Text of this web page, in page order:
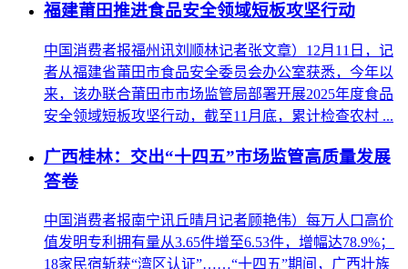
福建莆田推进食品安全领域短板攻坚行动
中国消费者报福州讯刘顺林记者张文章）12月11日，记
者从福建省莆田市食品安全委员会办公室获悉，今年以
来，该办联合莆田市市场监管局部署开展2025年度食品
安全领域短板攻坚行动，截至11月底，累计检查农村 ...
广西桂林：交出“十四五”市场监管高质量发展
答卷
中国消费者报南宁讯丘晴月记者顾艳伟）每万人口高价
值发明专利拥有量从3.65件增至6.53件，增幅达78.9%；
18家民宿斩获“湾区认证”……“十四五”期间，广西壮族